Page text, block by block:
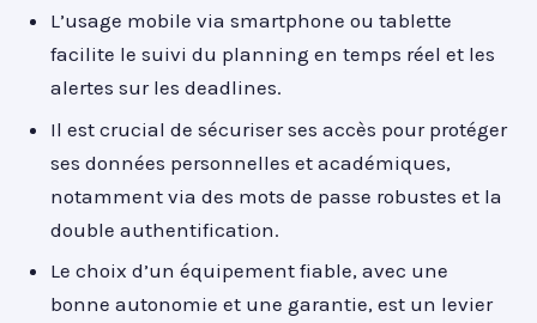
L’usage mobile via smartphone ou tablette
facilite le suivi du planning en temps réel et les
alertes sur les deadlines.
Il est crucial de sécuriser ses accès pour protéger
ses données personnelles et académiques,
notamment via des mots de passe robustes et la
double authentification.
Le choix d’un équipement fiable, avec une
bonne autonomie et une garantie, est un levier